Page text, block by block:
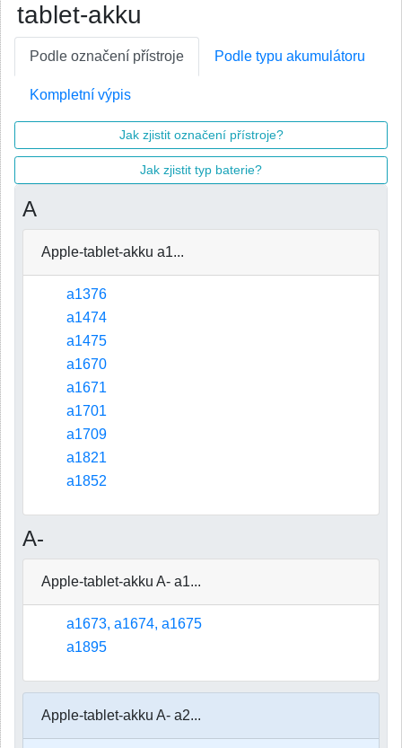
tablet-akku
Podle označení přístroje Podle typu akumulátoru
Kompletní výpis
Jak zjistit označení přístroje?
Jak zjistit typ baterie?
A
Apple-tablet-akku a1...
a1376
a1474
a1475
a1670
a1671
a1701
a1709
a1821
a1852
A-
Apple-tablet-akku A- a1...
a1673, a1674, a1675
a1895
Apple-tablet-akku A- a2...